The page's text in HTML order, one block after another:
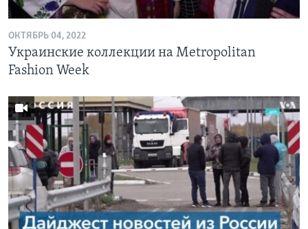
ОКТЯБРЬ 04, 2022
Украинские коллекции на Metropolitan
Fashion Week